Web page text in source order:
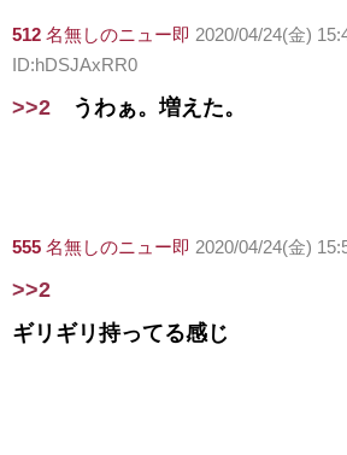
512 名無しのニュー即 2020/04/24(金)
ID:hDSJAxRR0
>>2 うわぁ。増えた。
555 名無しのニュー即 2020/04/24(金)
>>2
ギリギリ持ってる感じ